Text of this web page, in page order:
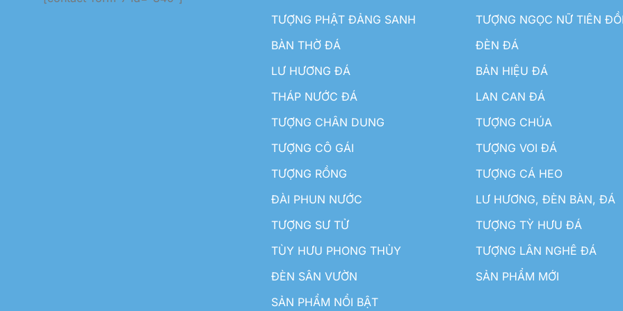
TƯỢNG PHẬT ĐẢNG SANH
TƯỢNG NGỌC NỮ TIÊN
BÀN THỜ ĐÁ
ĐÈN ĐÁ
LƯ HƯƠNG ĐÁ
BẢN HIỆU ĐÁ
THÁP NƯỚC ĐÁ
LAN CAN ĐÁ
TƯỢNG CHÂN DUNG
TƯỢNG CHÚA
TƯỢNG CÔ GÁI
TƯỢNG VOI ĐÁ
TƯỢNG RỒNG
TƯỢNG CÁ HEO
ĐÀI PHUN NƯỚC
LƯ HƯƠNG, ĐÈN BÀN, ĐÁ
TƯỢNG SƯ TỬ
TƯỢNG TỲ HƯU ĐÁ
TÙY HƯU PHONG THỦY
TƯỢNG LÂN NGHÊ ĐÁ
ĐÈN SÂN VƯỜN
SẢN PHẨM MỚI
SẢN PHẨM NỔI BẬT